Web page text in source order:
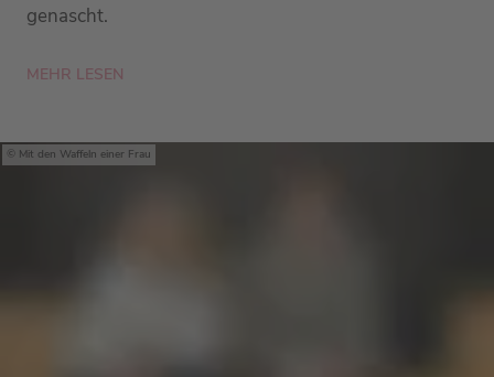
genascht.
MEHR LESEN
Mit den Waffeln einer Frau